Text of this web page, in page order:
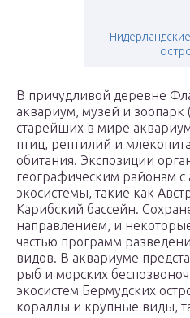
В причудливой деревне
аквариум, музей и
старейших в мире
птиц, рептилий и
обитания. Экспозиции
географическим районам
экосистемы, такие как
Карибский бассейн.
направлением, и
частью программ
видов. В аквариуме
рыб и морских
экосистем Бермудских
кораллы и крупные виды,